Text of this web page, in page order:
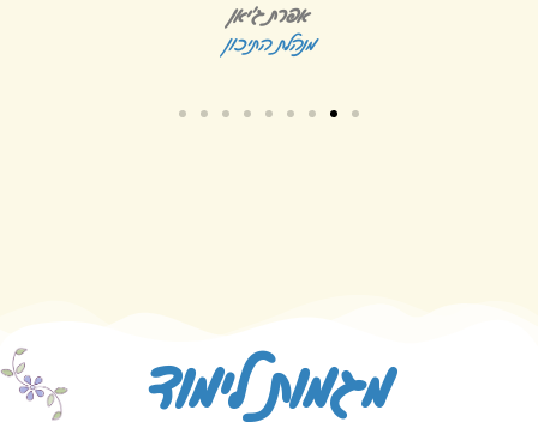
אפרת ג'יאן
מנהלת התיכון
מגמות לימוד